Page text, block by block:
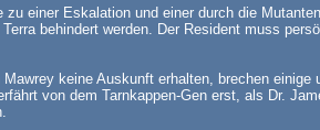
einer Eskalation und einer durch die
behindert werden. Der Resident muss
keine Auskunft erhalten, brechen einige
von dem Tarnkappen-Gen erst, als Dr.